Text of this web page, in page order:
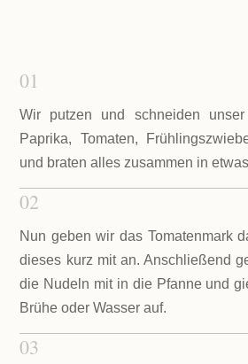
01
Wir putzen und schneiden unser
Paprika, Tomaten,
und braten alles zusammen in
02
Nun geben wir das Tomatenmark
dieses kurz mit an. Anschließend
die Nudeln mit in die Pfanne und
Brühe oder Wasser auf.
03